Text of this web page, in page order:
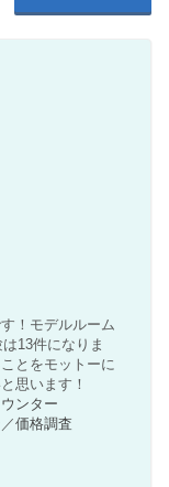
！モデルルーム
13件になりま
とをモットーに
思います！
ンター
／価格調査